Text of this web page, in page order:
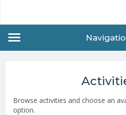
Browse activities and choose an
option.